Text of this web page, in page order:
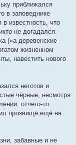
приближался
в заповеднике
известность, что
не догадался.
(«а деревенские
жизненном
навестить нового
неготов и
чёрные, несмотря
отчего-то
прозвище ещё на
забавные и не